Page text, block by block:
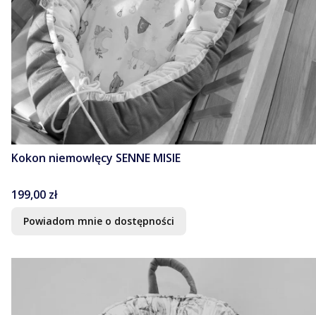
Kokon niemowlęcy SENNE MISIE
Cena
199,00 zł
Powiadom mnie o dostępności